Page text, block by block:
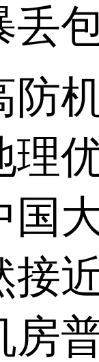
丢
理
国
接
房